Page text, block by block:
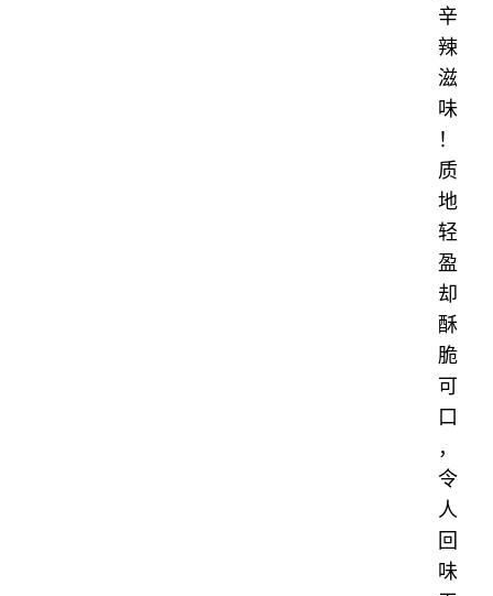
辛
辣
滋
味
！
质
地
轻
盈
却
酥
脆
可
口
，
令
人
回
味